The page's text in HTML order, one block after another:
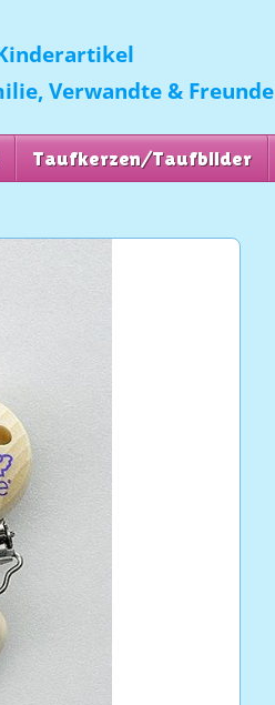
Verwandte & Freunde
Taufkerzen/Taufbilder